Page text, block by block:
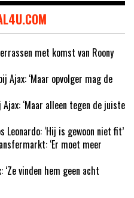
met komst van Roony
Ajax: ‘Maar opvolger mag de
‘Maar alleen tegen de juiste
‘Hij is gewoon niet fit’
‘Er moet meer
vinden hem geen acht